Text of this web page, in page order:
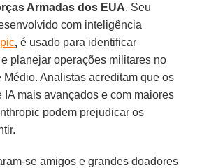
Armadas dos EUA. Seu
com inteligência
, é usado para identificar
planejar operações militares no
Médio. Analistas acreditam que os
IA mais avançados e com maiores
podem prejudicar os
se amigos e grandes doadores